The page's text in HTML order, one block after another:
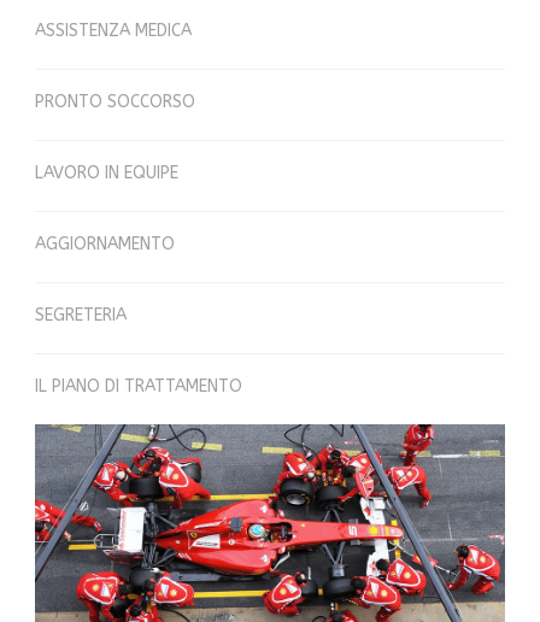
ASSISTENZA MEDICA
PRONTO SOCCORSO
LAVORO IN EQUIPE
AGGIORNAMENTO
SEGRETERIA
IL PIANO DI TRATTAMENTO